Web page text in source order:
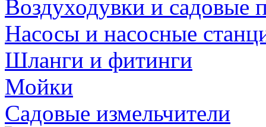
Воздуходувки и садовые
Насосы и насосные
Шланги и фитинги
Мойки
Садовые измельчители